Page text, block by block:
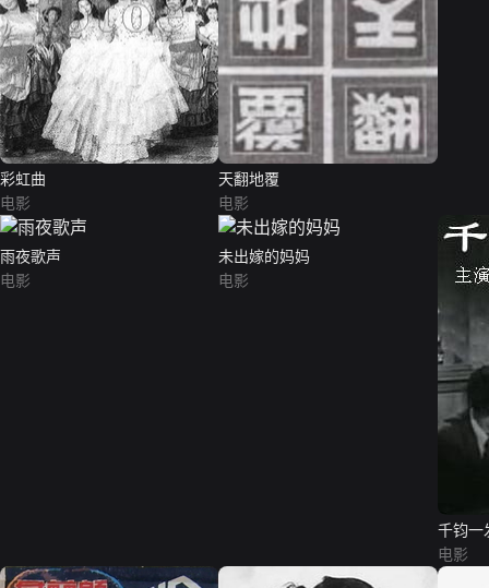
彩虹曲
电影
天翻地覆
电影
雨夜歌声
电影
未出嫁的妈妈
电影
千钧一
电影